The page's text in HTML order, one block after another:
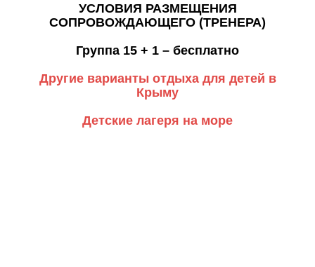
УСЛОВИЯ РАЗМЕЩЕНИЯ
СОПРОВОЖДАЮЩЕГО (ТРЕНЕРА)
Группа 15 + 1 – бесплатно
Другие варианты отдыха для детей в
Крыму
Детские лагеря на море